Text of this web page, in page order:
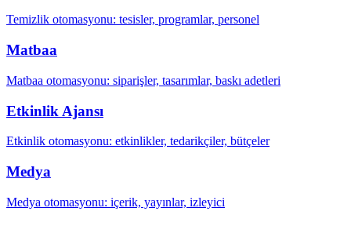
Temizlik otomasyonu: tesisler, programlar, personel
Matbaa
Matbaa otomasyonu: siparişler, tasarımlar, baskı adetleri
Etkinlik Ajansı
Etkinlik otomasyonu: etkinlikler, tedarikçiler, bütçeler
Medya
Medya otomasyonu: içerik, yayınlar, izleyici